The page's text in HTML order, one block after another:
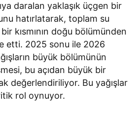
daralan yaklaşık üçgen bir
hatırlatarak, toplam su
kısmının doğu bölümünden
etti. 2025 sonu ile 2026
büyük bölümünün
bu açıdan büyük bir
değerlendiriliyor. Bu yağışlar
rol oynuyor.